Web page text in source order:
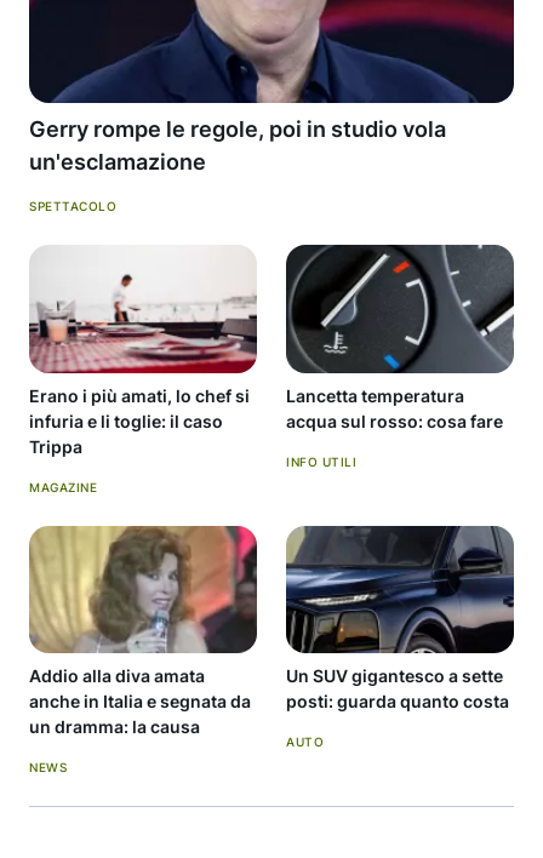
Gerry rompe le regole, poi in studio vola
un'esclamazione
SPETTACOLO
Erano i più amati, lo chef si
infuria e li toglie: il caso
Trippa
MAGAZINE
Lancetta temperatura
acqua sul rosso: cosa fare
INFO UTILI
Addio alla diva amata
anche in Italia e segnata da
un dramma: la causa
NEWS
Un SUV gigantesco a sette
posti: guarda quanto costa
AUTO